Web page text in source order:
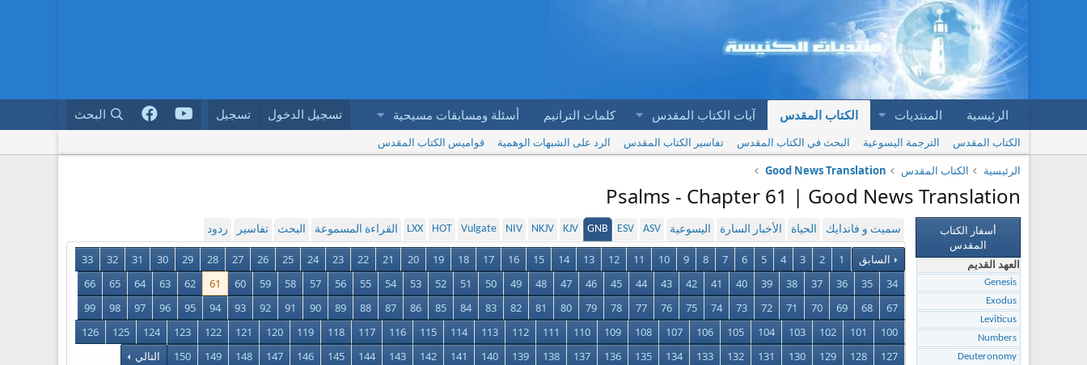
الرئيسية المنتديات الكتاب المقدس آيات الكتاب المقدس كلمات الترانيم أسئلة ومسابقات مسيحية تسجيل الدخول تسجيل البحث
الكتاب المقدس الترجمة اليسوعية البحث في الكتاب المقدس تفاسير الكتاب المقدس الرد على الشبهات الوهمية
قواميس الكتاب المقدس
الرئيسية
الكتاب المقدس Good News Translation
Psalms - Chapter 61 | Good News Translation
سميث و فاندايك الحياة الأخبار السارة اليسوعية ASV
ESV
GNB
KJV
NKJV
NIV
Vulgate
HOT
LXX القراءة المسموعة البحث تفاسير ردود
السابق 1
2
3
4
5
6
7
8
9
10
11
12
13
14
15
16
17
18
19
20
21
22
23
24
25
26
27
28
29
30
31
32
33
34
35
36
37
38
39
40
41
42
43
44
45
46
47
48
49
50
51
52
53
54
55
56
57
58
59
60
61
62
63
64
65
66
67
68
69
70
71
72
73
74
75
76
77
78
79
80
81
82
83
84
85
86
87
88
89
90
91
92
93
94
95
96
97
98
99
100
101
102
103
104
105
106
107
108
109
110
111
112
113
114
115
116
117
118
119
120
121
122
123
124
125
126
127
128
129
130
131
132
133
134
135
136
137
138
139
140
141
142
143
144
145
146
147
148
149
150 التالي
أسفار الكتاب
المقدس
العهد القديم
Genesis
Exodus
Leviticus
Numbers
Deuteronomy